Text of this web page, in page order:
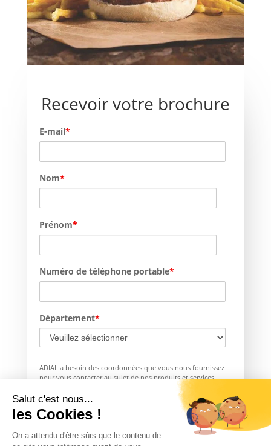
Salut c'est nous...
les Cookies !
On a attendu d'être sûrs que le contenu de
Recevoir votre brochure
E-mail*
Nom*
Prénom*
Numéro de téléphone portable*
Département*
ADIAL a besoin des coordonnées que vous nous fournissez
pour vous contacter au sujet de nos produits et services.
Vous pouvez vous désabonner de ces communications à tout
moment. Consultez notre Politique de confidentialité pour
en savoir plus sur nos modalités de désabonnement, ainsi
que sur nos politiques de confidentialité et sur notre
engagement vis-à-vis de la protection et de la vie privée.
Vous pouvez consulter notre pageGestion de vos données